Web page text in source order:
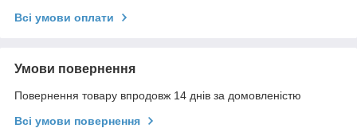
Всі умови оплати
Умови повернення
Повернення товару впродовж 14 днів за домовленістю
Всі умови повернення